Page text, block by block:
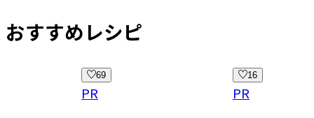
おすすめレシピ